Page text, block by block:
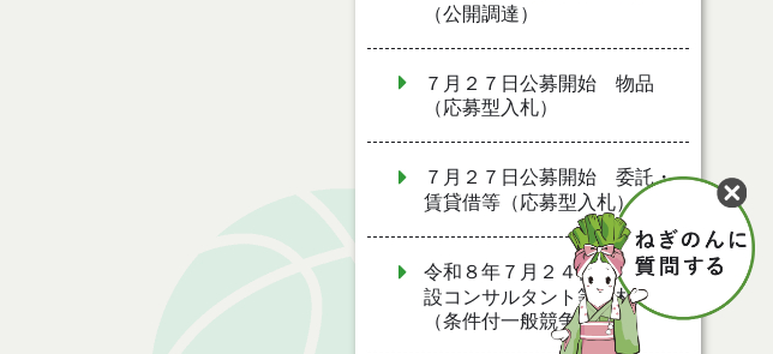
（公開調達）
７月２７日公募開始 物品
（応募型入札）
７月２７日公募開始 委託・
賃貸借等（応募型入札）
令和８年７月２４日執行 建
設コンサルタント等入札結果
（条件付一般競争入札）